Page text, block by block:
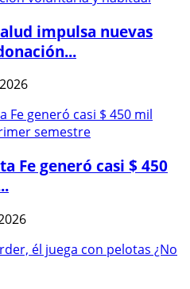
impulsa nuevas
Fe generó casi $ 450